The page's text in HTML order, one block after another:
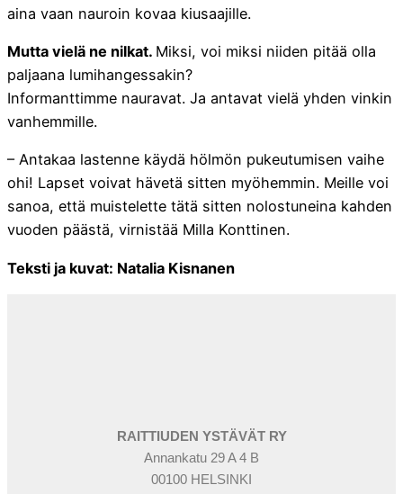
aina vaan nauroin kovaa kiusaajille.
Mutta vielä ne nilkat. Miksi, voi miksi niiden pitää olla
paljaana lumihangessakin?
Informanttimme nauravat. Ja antavat vielä yhden vinkin
vanhemmille.
– Antakaa lastenne käydä hölmön pukeutumisen vaihe
ohi! Lapset voivat hävetä sitten myöhemmin. Meille voi
sanoa, että muistelette tätä sitten nolostuneina kahden
vuoden päästä, virnistää Milla Konttinen.
Teksti ja kuvat: Natalia Kisnanen
RAITTIUDEN YSTÄVÄT RY
Annankatu 29 A 4 B
00100 HELSINKI